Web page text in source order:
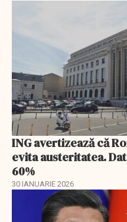
ING avertizează că
evita austeritatea.
60%
30 IANUARIE 2026